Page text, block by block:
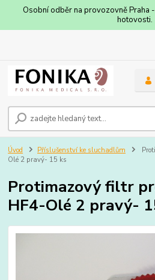
Osobní odběr na provozovně Praha
hotovosti.
Úvod Příslušenství ke sluchadlům
Olé 2 pravý- 15 ks
Protimazový filtr
HF4-Olé 2 pravý-